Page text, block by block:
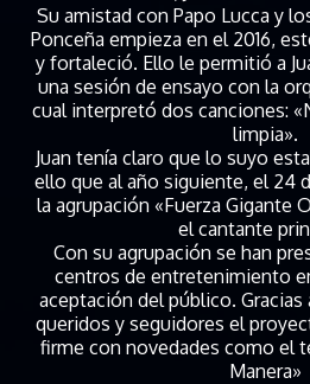
Su amistad con Papo Lucca y
Ponceña empieza en el 2016,
y fortaleció. Ello le permitió a
una sesión de ensayo con la
cual interpretó dos canciones:
limpia».
Juan tenía claro que lo suyo
ello que al año siguiente, el 24
la agrupación «Fuerza Gigante
el cantante
Con su agrupación se han
centros de entretenimiento
aceptación del público.
queridos y seguidores el
firme con novedades como el
Manera»